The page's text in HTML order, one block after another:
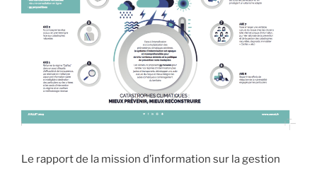
Le rapport de la mission d’information sur la gestion